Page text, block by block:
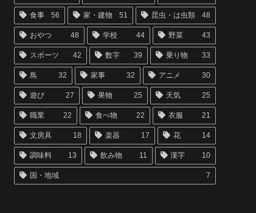
食事 56 家・建物 51 昆虫・は虫類 48
おやつ 48 学校 44 野菜 43
スポーツ 42 数字 39 乗り物 33
鳥 32 家事 32 アニメ 30
遊び 27 果物 25 天気 25
職業 22 食べ物 22 衣服 21
文房具 18 楽器 17 花 14
調味料 13 飲み物 11 漢字 10
国・地域 7